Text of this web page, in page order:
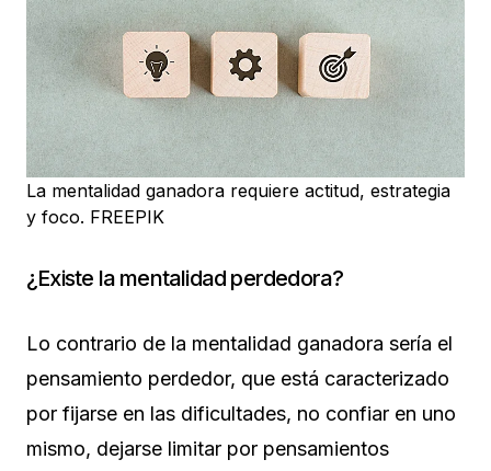
La mentalidad ganadora requiere actitud, estrategia
y foco. FREEPIK
¿Existe la mentalidad perdedora?
Lo contrario de la mentalidad ganadora sería el
pensamiento perdedor, que está caracterizado
por fijarse en las dificultades, no confiar en uno
mismo, dejarse limitar por pensamientos